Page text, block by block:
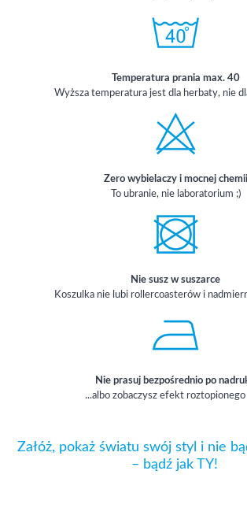
Temperatura prania max. 40
Wyższa temperatura jest dla herbaty, nie
Zero wybielaczy i mocnej chemii
To ubranie, nie laboratorium ;)
Nie susz w suszarce
Koszulka nie lubi rollercoasterów i
Nie prasuj bezpośrednio po
...albo zobaczysz efekt roztopionego
Załóż, pokaż światu swój styl i nie
– bądź jak TY!